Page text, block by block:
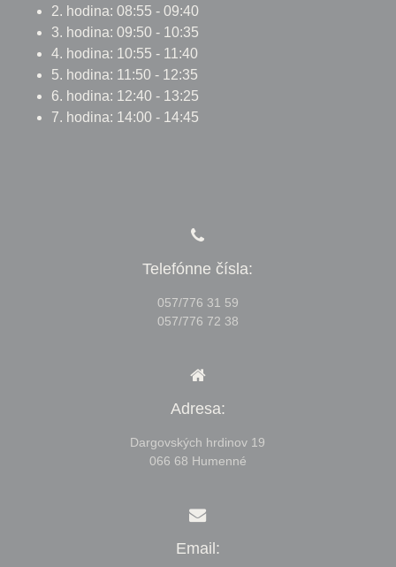
2. hodina: 08:55 - 09:40
3. hodina: 09:50 - 10:35
4. hodina: 10:55 - 11:40
5. hodina: 11:50 - 12:35
6. hodina: 12:40 - 13:25
7. hodina: 14:00 - 14:45
Telefónne čísla:
057/776 31 59
057/776 72 38
Adresa:
Dargovských hrdinov 19
066 68 Humenné
Email: